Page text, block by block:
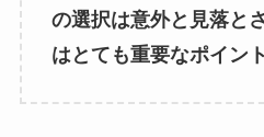
の選択は意外と見落と
はとても重要なポイン